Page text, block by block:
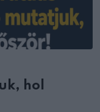
hol